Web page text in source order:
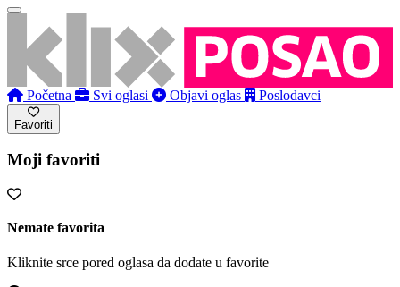
Početna Svi oglasi Objavi oglas Poslodavci
Favoriti
Moji favoriti
Nemate favorita
Kliknite srce pored oglasa da dodate u favorite